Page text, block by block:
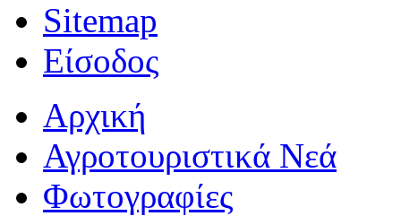
Sitemap
Είσοδος
Αρχική
Αγροτουριστικά Νεά
Φωτογραφίες